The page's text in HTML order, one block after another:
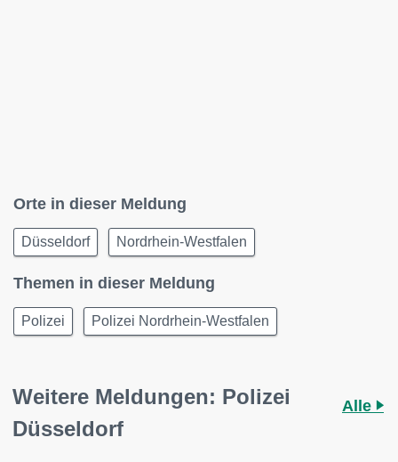
Orte in dieser Meldung
Düsseldorf Nordrhein-Westfalen
Themen in dieser Meldung
Polizei Polizei Nordrhein-Westfalen
Weitere Meldungen: Polizei
Düsseldorf
Alle